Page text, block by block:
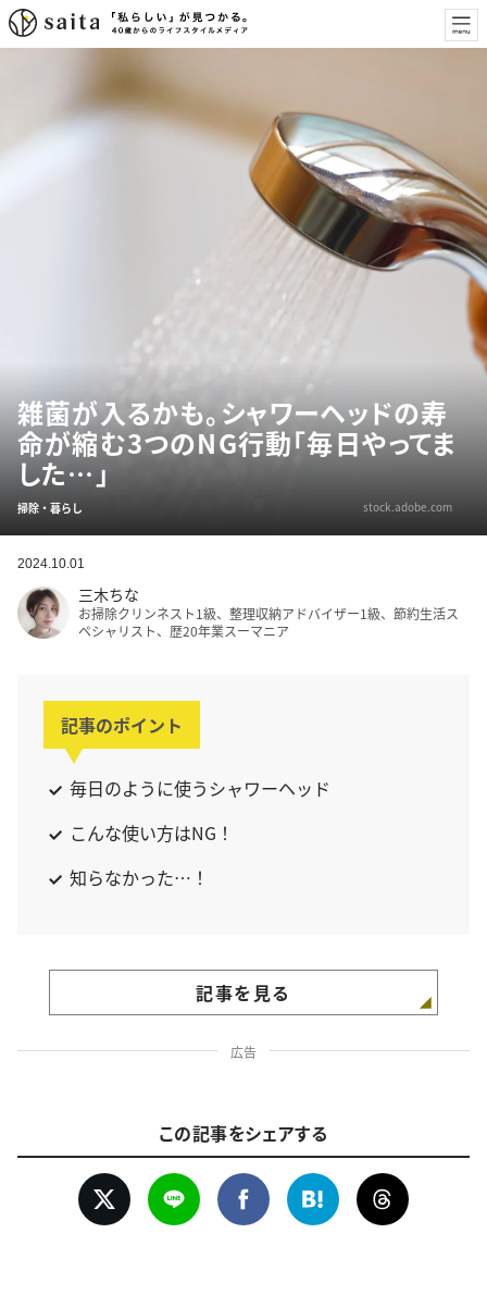
雑菌が入るかも。シャワーヘッドの寿
命が縮む3つのNG行動「毎日やってま
した…」
掃除・暮らし stock.adobe.com
2024.10.01
三木ちな
お掃除クリンネスト1級、整理収納アドバイザー1級、節約生活ス
ペシャリスト、歴20年業スーマニア
記事のポイント
毎日のように使うシャワーヘッド
こんな使い方はNG！
知らなかった…！
記事を見る
広告
この記事をシェアする